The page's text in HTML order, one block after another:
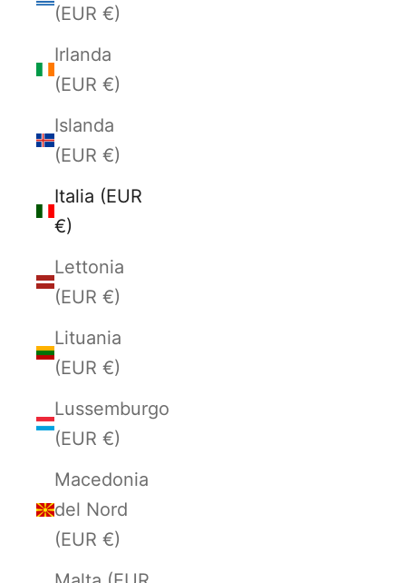
(EUR €)
Irlanda
(EUR €)
Islanda
(EUR €)
Italia (EUR
€)
Lettonia
(EUR €)
Lituania
(EUR €)
Lussemburgo
(EUR €)
Macedonia
del Nord
(EUR €)